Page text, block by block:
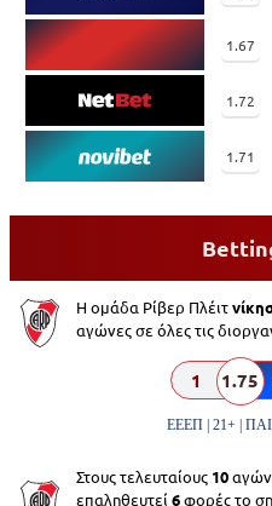
1.67
1.72
1.71
Η ομάδα Ρίβερ Πλέιτ
αγώνες σε όλες τις
1 1.75
ΕΕΕΠ | 21+ |
Στους τελευταίους 10
επαληθευτεί 6φορές το